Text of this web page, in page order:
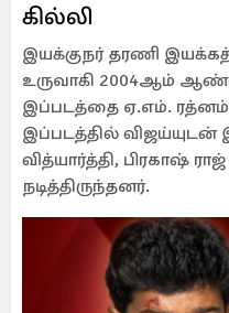
கில்லி
இயக்குநர் தரணி
உருவாகி 2004ஆம்
இப்படத்தை ஏ.எம். ரத்னம்
இப்படத்தில்
வித்யார்த்தி, பிரகாஷ்
நடித்திருந்தனர்.